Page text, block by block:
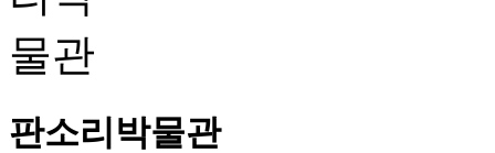
판소리박물관